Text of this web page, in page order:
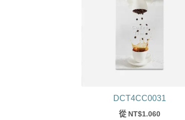
DCT4CC0031
從 NT$1.060